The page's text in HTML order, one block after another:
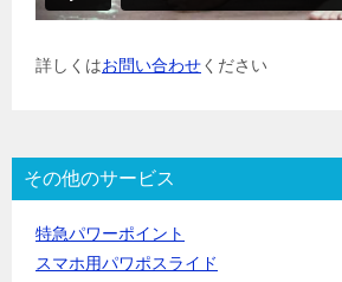
詳しくはお問い合わせください
その他のサービス
特急パワーポイント
スマホ用パワポスライド